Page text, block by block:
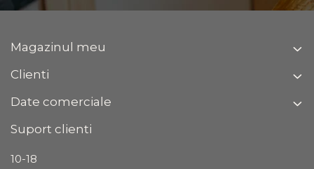
(cm)
Brand:
Magazinul meu
Clienti
Date comerciale
Suport clienti
10-18